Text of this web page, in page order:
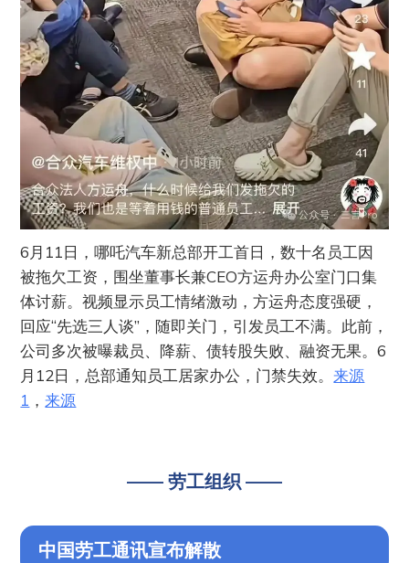
6月11日，哪吒汽车新总部开工首日，数十名员工因
被拖欠工资，围坐董事长兼CEO方运舟办公室门口集
体讨薪。视频显示员工情绪激动，方运舟态度强硬，
回应“先选三人谈”，随即关门，引发员工不满。此前，
公司多次被曝裁员、降薪、债转股失败、融资无果。6
月12日，总部通知员工居家办公，门禁失效。来源
1 ，来源
—— 劳工组织 ——
中国劳工通讯宣布解散